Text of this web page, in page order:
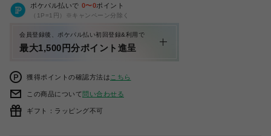
ポケパル払いで 0〜0ポイント
（1P=1円）※キャンペーン分除く
会員登録後、ポケパル払い初回登録&利用で
最大1,500円分ポイント進呈
獲得ポイントの確認方法は こちら
この商品について問い合わせる
ギフト：ラッピング不可